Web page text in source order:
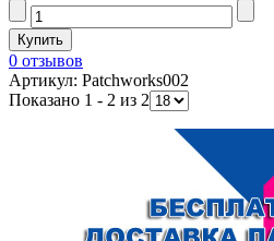
0 отзывов
Артикул: Patchworks002
Показано 1 - 2 из 2